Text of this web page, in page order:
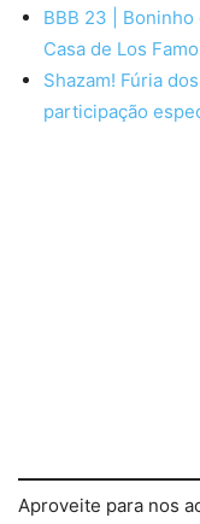
BBB 23 | Boninho
Casa de Los
Shazam! Fúria
participação
Aproveite para nos